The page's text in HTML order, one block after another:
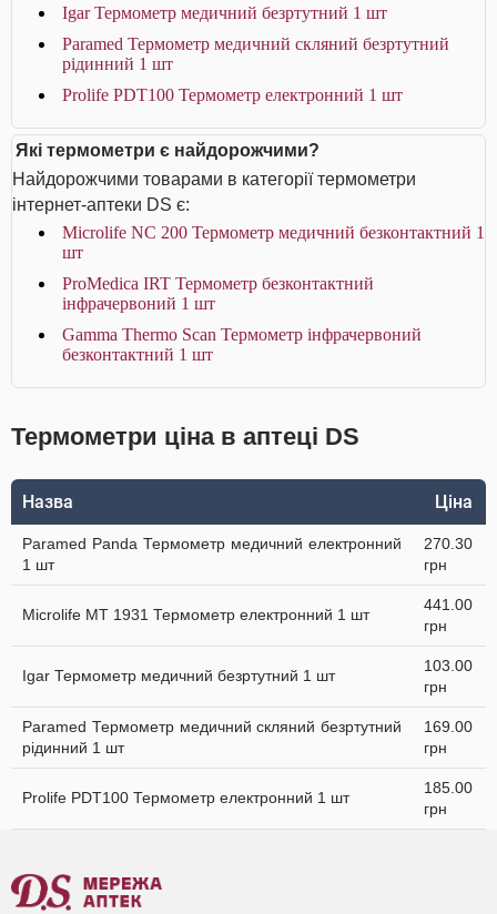
Igar Термометр медичний безртутний 1 шт
Paramed Термометр медичний скляний безртутний
рідинний 1 шт
Prolife PDT100 Термометр електронний 1 шт
Які термометри є найдорожчими?
Найдорожчими товарами в категорії термометри
інтернет-аптеки DS є:
Microlife NC 200 Термометр медичний безконтактний 1
шт
ProMedica IRT Термометр безконтактний
інфрачервоний 1 шт
Gamma Thermo Scan Термометр інфрачервоний
безконтактний 1 шт
Термометри ціна в аптеці DS
Назва Ціна
Paramed Panda Термометр медичний електронний
1 шт
270.30
грн
Microlife MT 1931 Термометр електронний 1 шт
441.00
грн
Igar Термометр медичний безртутний 1 шт
103.00
грн
Paramed Термометр медичний скляний безртутний
рідинний 1 шт
169.00
грн
Prolife PDT100 Термометр електронний 1 шт
185.00
грн